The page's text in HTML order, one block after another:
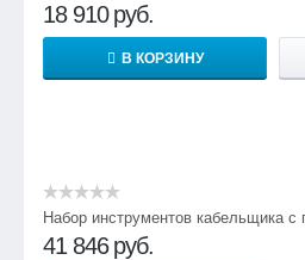
18 910 руб.
В КОРЗИНУ
Набор инструментов кабельщика с
41 846 руб.